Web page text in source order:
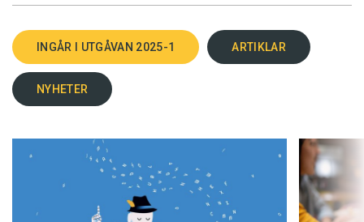
INGÅR I UTGÅVAN 2025-1 ARTIKLAR
NYHETER